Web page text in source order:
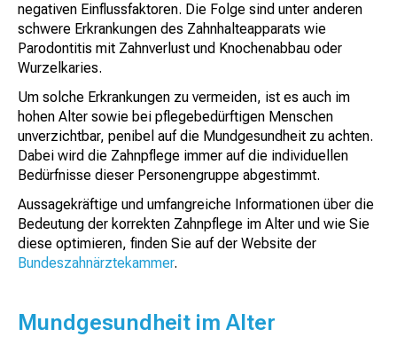
negativen Einflussfaktoren. Die Folge sind unter anderen
schwere Erkrankungen des Zahnhalteapparats wie
Parodontitis mit Zahnverlust und Knochenabbau oder
Wurzelkaries.
Um solche Erkrankungen zu vermeiden, ist es auch im
hohen Alter sowie bei pflegebedürftigen Menschen
unverzichtbar, penibel auf die Mundgesundheit zu achten.
Dabei wird die Zahnpflege immer auf die individuellen
Bedürfnisse dieser Personengruppe abgestimmt.
Aussagekräftige und umfangreiche Informationen über die
Bedeutung der korrekten Zahnpflege im Alter und wie Sie
diese optimieren, finden Sie auf der Website der
Bundeszahnärztekammer.
Mundgesundheit im Alter